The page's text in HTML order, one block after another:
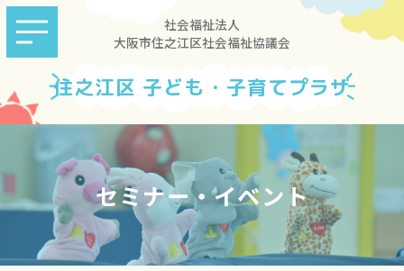
社会福祉法人
大阪市住之江区社会福祉協議会
住之江区 子ども・子育てプラザ
セミナー・イベント